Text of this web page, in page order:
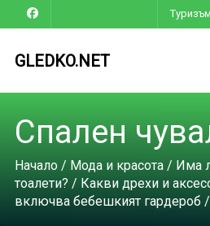
Туризъм
GLEDKO.NET
Спален
Начало/ Мода и красота/ Има
тоалети? / Какви дрехи и
включва бебешкият гардероб